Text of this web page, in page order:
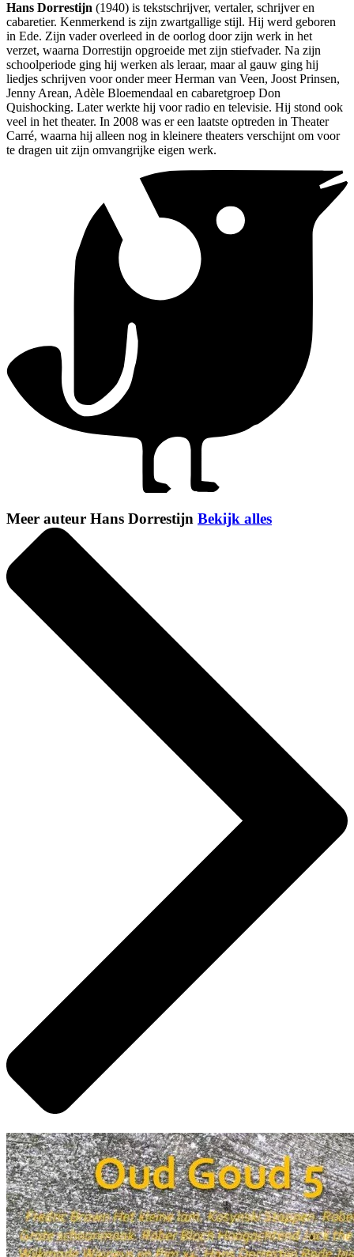
Hans Dorrestijn (1940) is tekstschrijver, vertaler, schrijver en
cabaretier. Kenmerkend is zijn zwartgallige stijl. Hij werd geboren
in Ede. Zijn vader overleed in de oorlog door zijn werk in het
verzet, waarna Dorrestijn opgroeide met zijn stiefvader. Na zijn
schoolperiode ging hij werken als leraar, maar al gauw ging hij
liedjes schrijven voor onder meer Herman van Veen, Joost Prinsen,
Jenny Arean, Adèle Bloemendaal en cabaretgroep Don
Quishocking. Later werkte hij voor radio en televisie. Hij stond ook
veel in het theater. In 2008 was er een laatste optreden in Theater
Carré, waarna hij alleen nog in kleinere theaters verschijnt om voor
te dragen uit zijn omvangrijke eigen werk.
Meer auteur Hans Dorrestijn Bekijk alles